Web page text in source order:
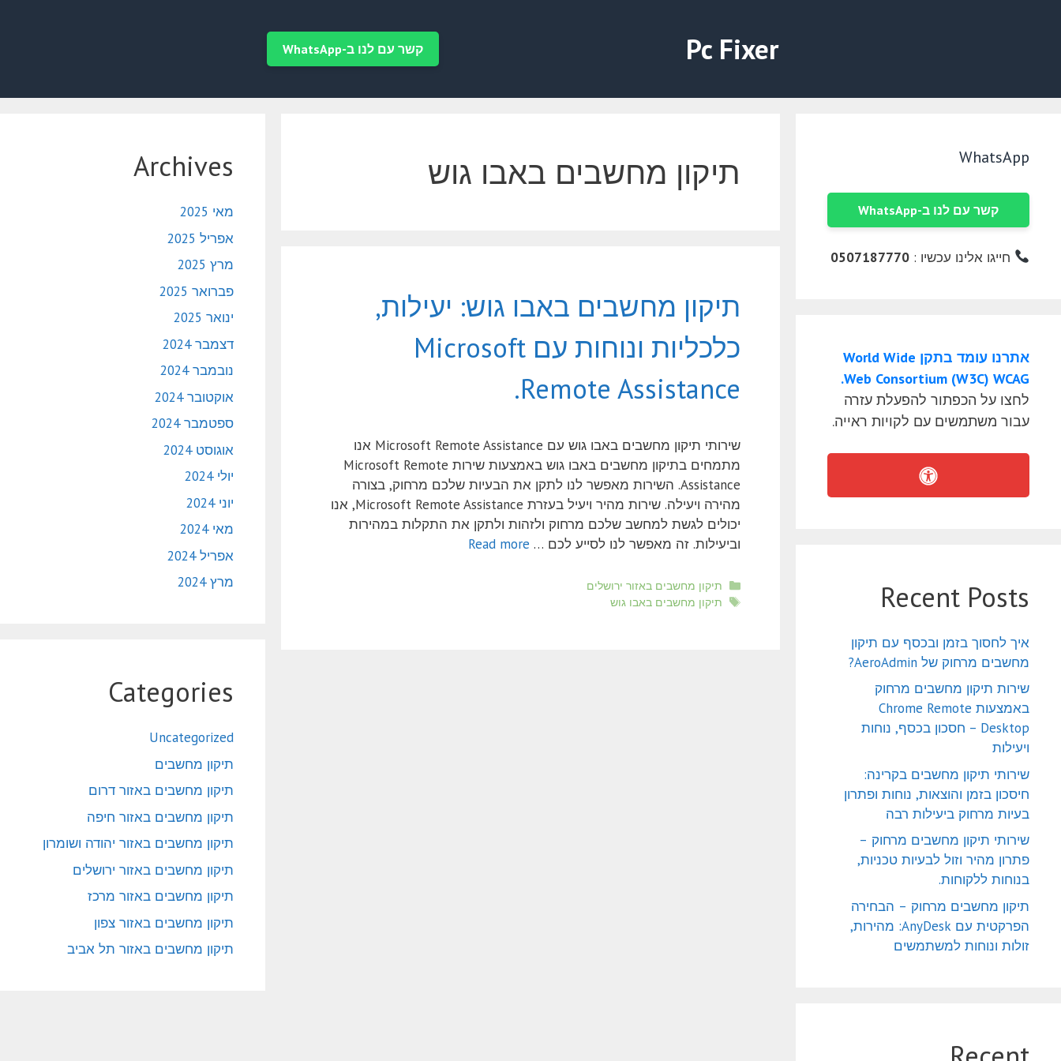
Pc Fixer קשר עם לנו ב-WhatsApp
תיקון מחשבים באבו גוש
תיקון מחשבים באבו גוש: יעילות,
כלכליות ונוחות עם Microsoft
Remote Assistance.
שירותי תיקון מחשבים באבו גוש עם Microsoft Remote Assistance אנו
מתמחים בתיקון מחשבים באבו גוש באמצעות שירות Microsoft Remote
Assistance. השירות מאפשר לנו לתקן את הבעיות שלכם מרחוק, בצורה
מהירה ויעילה. שירות מהיר ויעיל בעזרת Microsoft Remote Assistance, אנו
יכולים לגשת למחשב שלכם מרחוק ולזהות ולתקן את התקלות במהירות
וביעילות. זה מאפשר לנו לסייע לכם … Read more
קטגוריות
תיקון מחשבים באזור ירושלים
תגיות
תיקון מחשבים באבו גוש
Archives
מאי 2025
אפריל 2025
מרץ 2025
פברואר 2025
ינואר 2025
דצמבר 2024
נובמבר 2024
אוקטובר 2024
ספטמבר 2024
אוגוסט 2024
יולי 2024
יוני 2024
מאי 2024
אפריל 2024
מרץ 2024
Categories
Uncategorized
תיקון מחשבים
תיקון מחשבים באזור דרום
תיקון מחשבים באזור חיפה
תיקון מחשבים באזור יהודה ושומרון
תיקון מחשבים באזור ירושלים
תיקון מחשבים באזור מרכז
תיקון מחשבים באזור צפון
תיקון מחשבים באזור תל אביב
WhatsApp
קשר עם לנו ב-WhatsApp
חייגו אלינו עכשיו :0507187770
אתרנו עומד בתקן World Wide
Web Consortium (W3C) WCAG.
לחצו על הכפתור להפעלת עזרה
עבור משתמשים עם לקויות ראייה.
Recent Posts
איך לחסוך בזמן ובכסף עם תיקון
מחשבים מרחוק של AeroAdmin?
שירות תיקון מחשבים מרחוק
באמצעות Chrome Remote
Desktop – חסכון בכסף, נוחות
ויעילות
שירותי תיקון מחשבים בקרינה:
חיסכון בזמן והוצאות, נוחות ופתרון
בעיות מרחוק ביעילות רבה
שירותי תיקון מחשבים מרחוק –
פתרון מהיר וזול לבעיות טכניות,
בנוחות ללקוחות.
תיקון מחשבים מרחוק – הבחירה
הפרקטית עם AnyDesk: מהירות,
זולות ונוחות למשתמשים